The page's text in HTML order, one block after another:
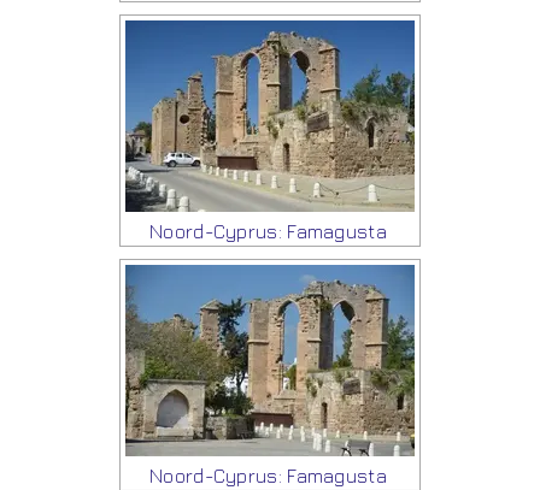
Noord-Cyprus: Famagusta
Noord-Cyprus: Famagusta